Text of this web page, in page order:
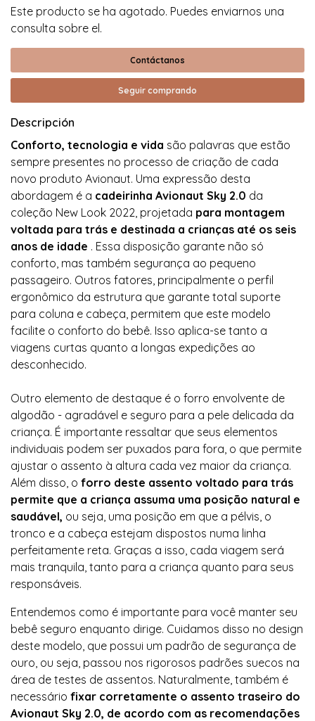
Este producto se ha agotado. Puedes enviarnos una
consulta sobre el.
Contáctanos
Seguir comprando
Descripción
Conforto, tecnologia e vida são palavras que estão
sempre presentes no processo de criação de cada
novo produto Avionaut. Uma expressão desta
abordagem é a cadeirinha Avionaut Sky 2.0 da
coleção New Look 2022, projetada para montagem
voltada para trás e destinada a crianças até os seis
anos de idade . Essa disposição garante não só
conforto, mas também segurança ao pequeno
passageiro. Outros fatores, principalmente o perfil
ergonômico da estrutura que garante total suporte
para coluna e cabeça, permitem que este modelo
facilite o conforto do bebê. Isso aplica-se tanto a
viagens curtas quanto a longas expedições ao
desconhecido.
Outro elemento de destaque é o forro envolvente de
algodão - agradável e seguro para a pele delicada da
criança. É importante ressaltar que seus elementos
individuais podem ser puxados para fora, o que permite
ajustar o assento à altura cada vez maior da criança.
Além disso, o forro deste assento voltado para trás
permite que a criança assuma uma posição natural e
saudável, ou seja, uma posição em que a pélvis, o
tronco e a cabeça estejam dispostos numa linha
perfeitamente reta. Graças a isso, cada viagem será
mais tranquila, tanto para a criança quanto para seus
responsáveis.
Entendemos como é importante para você manter seu
bebê seguro enquanto dirige. Cuidamos disso no design
deste modelo, que possui um padrão de segurança de
ouro, ou seja, passou nos rigorosos padrões suecos na
área de testes de assentos. Naturalmente, também é
necessário fixar corretamente o assento traseiro do
Avionaut Sky 2.0, de acordo com as recomendações